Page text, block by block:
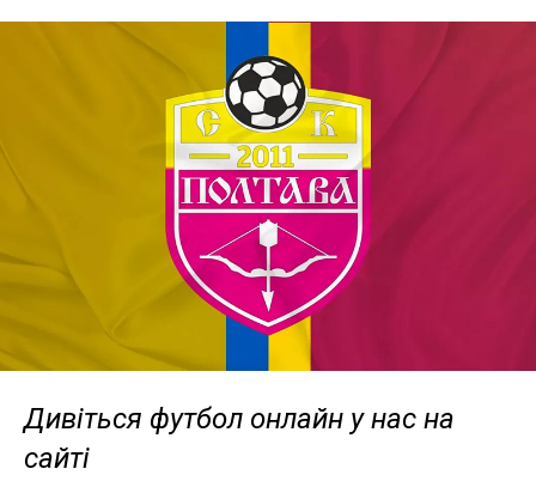
Дивіться футбол онлайн у нас на
сайті